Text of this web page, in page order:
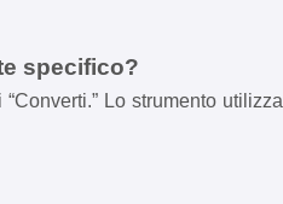
specifico?
Lo strumento utilizza